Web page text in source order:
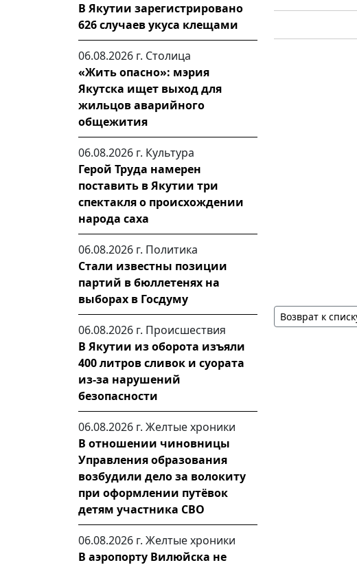
В Якутии зарегистрировано
626 случаев укуса клещами
06.08.2026 г. Столица
«Жить опасно»: мэрия
Якутска ищет выход для
жильцов аварийного
общежития
06.08.2026 г. Культура
Герой Труда намерен
поставить в Якутии три
спектакля о происхождении
народа саха
06.08.2026 г. Политика
Стали известны позиции
партий в бюллетенях на
выборах в Госдуму
06.08.2026 г. Происшествия
В Якутии из оборота изъяли
400 литров сливок и суората
из-за нарушений
безопасности
06.08.2026 г. Желтые хроники
В отношении чиновницы
Управления образования
возбудили дело за волокиту
при оформлении путёвок
детям участника СВО
06.08.2026 г. Желтые хроники
В аэропорту Вилюйска не
Возврат к